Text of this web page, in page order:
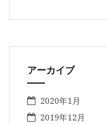
アーカイブ
2020年1月
2019年12月